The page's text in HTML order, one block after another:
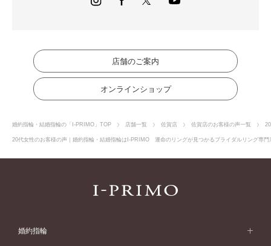
店舗のご案内
オンラインショップ
婚約指輪・結婚指輪の「I-PRIMO」TOP 店舗一覧 佐賀店 佐賀店のお客様の声一覧
20代女性のお客様の声｜婚約指輪・結婚指輪はI-PRIMO 運命のリングが見つかるブライダルリング専
婚約指輪